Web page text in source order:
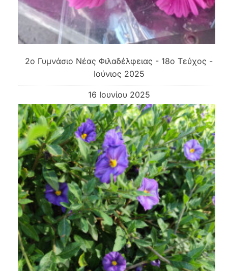
2o Γυμνάσιο Νέας Φιλαδέλφειας - 18ο Τεύχος -
Ιούνιος 2025
16 Ιουνίου 2025